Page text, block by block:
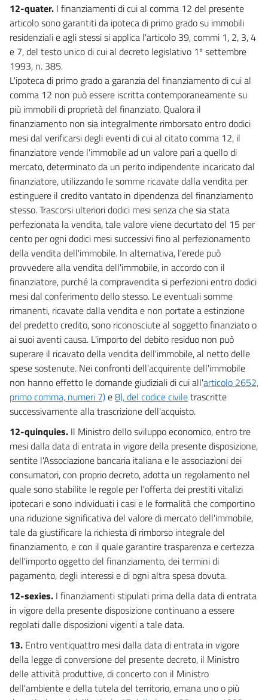
12-quater. I finanziamenti di cui al comma 12 del presente
articolo sono garantiti da ipoteca di primo grado su immobili
residenziali e agli stessi si applica l'articolo 39, commi 1, 2, 3, 4
e 7, del testo unico di cui al decreto legislativo 1º settembre
1993, n. 385.
L'ipoteca di primo grado a garanzia del finanziamento di cui al
comma 12 non può essere iscritta contemporaneamente su
più immobili di proprietà del finanziato. Qualora il
finanziamento non sia integralmente rimborsato entro dodici
mesi dal verificarsi degli eventi di cui al citato comma 12, il
finanziatore vende l'immobile ad un valore pari a quello di
mercato, determinato da un perito indipendente incaricato dal
finanziatore, utilizzando le somme ricavate dalla vendita per
estinguere il credito vantato in dipendenza del finanziamento
stesso. Trascorsi ulteriori dodici mesi senza che sia stata
perfezionata la vendita, tale valore viene decurtato del 15 per
cento per ogni dodici mesi successivi fino al perfezionamento
della vendita dell'immobile. In alternativa, l'erede può
provvedere alla vendita dell'immobile, in accordo con il
finanziatore, purché la compravendita si perfezioni entro dodici
mesi dal conferimento dello stesso. Le eventuali somme
rimanenti, ricavate dalla vendita e non portate a estinzione
del predetto credito, sono riconosciute al soggetto finanziato o
ai suoi aventi causa. L'importo del debito residuo non può
superare il ricavato della vendita dell'immobile, al netto delle
spese sostenute. Nei confronti dell'acquirente dell'immobile
non hanno effetto le domande giudiziali di cui all'articolo 2652,
primo comma, numeri 7)e8), del codice civiletrascritte
successivamente alla trascrizione dell'acquisto.
12-quinquies. Il Ministro dello sviluppo economico, entro tre
mesi dalla data di entrata in vigore della presente disposizione,
sentite l'Associazione bancaria italiana e le associazioni dei
consumatori, con proprio decreto, adotta un regolamento nel
quale sono stabilite le regole per l'offerta dei prestiti vitalizi
ipotecari e sono individuati i casi e le formalità che comportino
una riduzione significativa del valore di mercato dell'immobile,
tale da giustificare la richiesta di rimborso integrale del
finanziamento, e con il quale garantire trasparenza e certezza
dell'importo oggetto del finanziamento, dei termini di
pagamento, degli interessi e di ogni altra spesa dovuta.
12-sexies. I finanziamenti stipulati prima della data di entrata
in vigore della presente disposizione continuano a essere
regolati dalle disposizioni vigenti a tale data.
13. Entro ventiquattro mesi dalla data di entrata in vigore
della legge di conversione del presente decreto, il Ministro
delle attività produttive, di concerto con il Ministro
dell'ambiente e della tutela del territorio, emana uno o più